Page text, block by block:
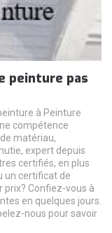
peinture pas
à Peinture
compétence
matériau,
expert depuis
certifiés, en plus
un certificat de
prix? Confiez-vous à
en quelques jours.
nous pour savoir